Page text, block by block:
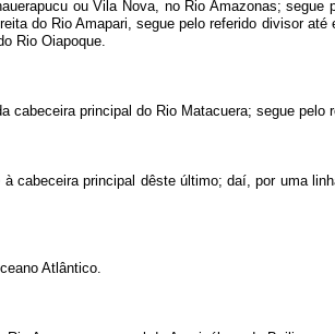
ou Vila Nova, no Rio Amazonas;
do Rio Amapari, segue pelo referido divisor
Rio Oiapoque.
principal do Rio Matacuera; segue
cabeceira principal dêste último; daí, por uma
Atlântico.